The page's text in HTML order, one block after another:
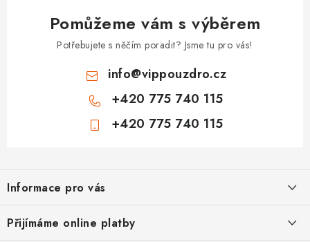
Pomůžeme vám s výběrem
Potřebujete s něčím poradit? Jsme tu pro vás!
info@vippouzdro.cz
+420 775 740 115
+420 775 740 115
p
a
Informace pro vás
Jak nakupovat
Přijímáme online platby